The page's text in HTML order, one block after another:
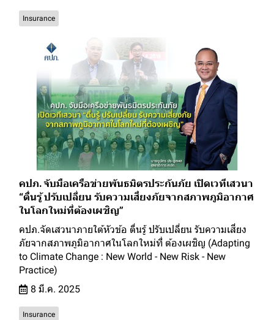
Insurance
คปภ. จับมือเครือข่ายพันธมิตรประกันภัย เปิดเวทีเสวนา
“ตื่นรู้ ปรับเปลี่ยน รับความเสี่ยงภัยจากสภาพภูมิอากาศ
ในโลกใหม่ที่ต้องเผชิญ”
คปภ.จัดเสวนาภายใต้หัวข้อ ตื่นรู้ ปรับเปลี่ยน รับความเสี่ยง
ภัยจากสภาพภูมิอากาศในโลกใหม่ที่ ต้องเผชิญ (Adapting
to Climate Change : New World - New Risk - New
Practice)
8 มี.ค. 2025
Insurance